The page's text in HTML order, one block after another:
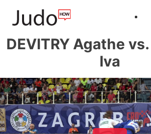
DEVITRY Agathe vs.
Iva